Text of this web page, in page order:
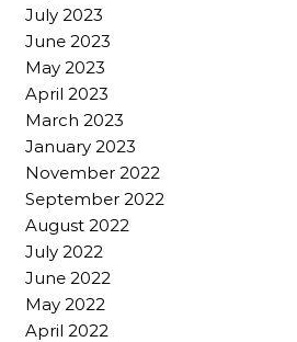
July 2023
June 2023
May 2023
April 2023
March 2023
January 2023
November 2022
September 2022
August 2022
July 2022
June 2022
May 2022
April 2022